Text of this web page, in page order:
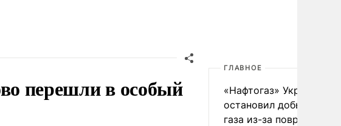
перешли в особый
ГЛАВНОЕ
«Нафтогаз» Украины
остановил добычу
газа из-за повреждения